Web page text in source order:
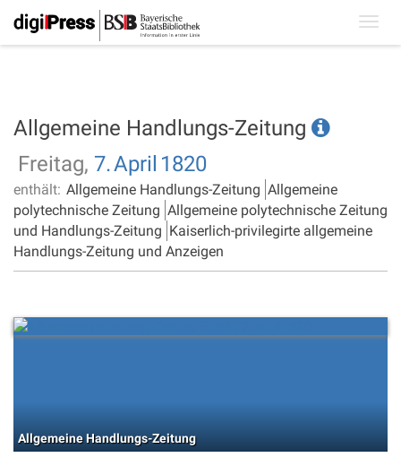
Allgemeine Handlungs-Zeitung
Freitag, 7.April 1820
enthält: Allgemeine Handlungs-Zeitung Allgemeine
polytechnische Zeitung Allgemeine polytechnische Zeitung
und Handlungs-Zeitung Kaiserlich-privilegirte allgemeine
Handlungs-Zeitung und Anzeigen
Allgemeine Handlungs-Zeitung